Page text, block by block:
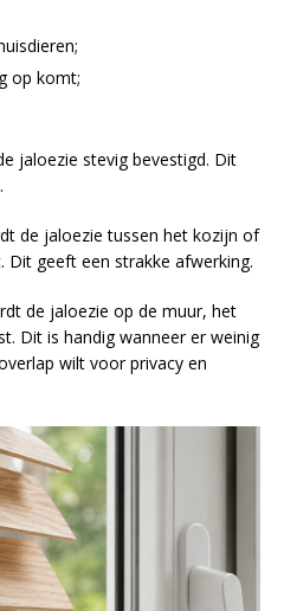
op komt;
jaloezie stevig bevestigd. Dit
.
de jaloezie tussen het kozijn of
geeft een strakke afwerking.
de jaloezie op de muur, het
Dit is handig wanneer er weinig
wilt voor privacy en